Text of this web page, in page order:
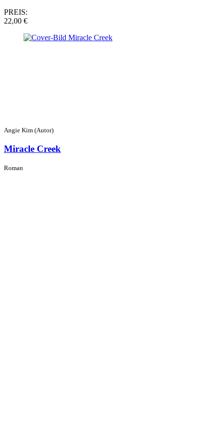
PREIS:
22,00 €
Angie Kim (Autor)
Miracle Creek
Roman